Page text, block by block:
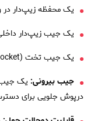
یک محفظه زیپ‌دار
یک جیب زیپ‌دار
یک جیب تخت (patch pocket) برای موبایل یا مدارک کوچک
جیب بیرونی: یک
درپوش جلویی برای